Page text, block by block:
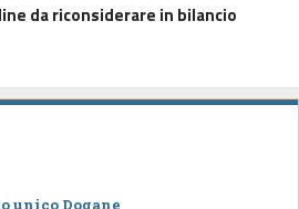
da riconsiderare in bilancio
unico Dogane